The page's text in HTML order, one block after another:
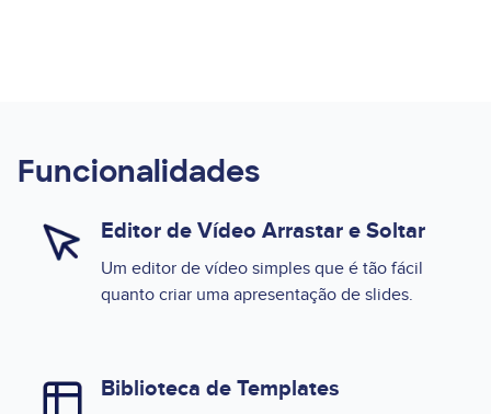
Funcionalidades
Editor de Vídeo Arrastar e Soltar
Um editor de vídeo simples que é tão fácil
quanto criar uma apresentação de slides.
Biblioteca de Templates